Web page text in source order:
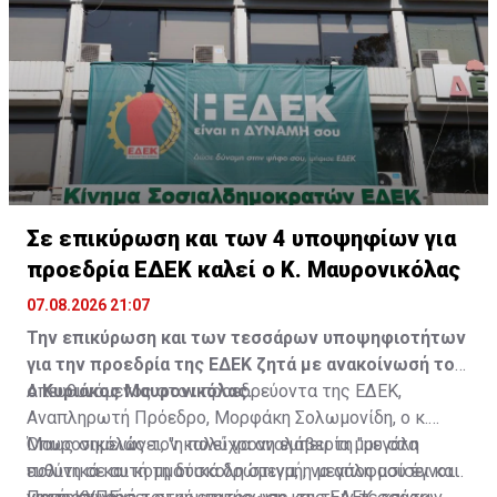
Σε επικύρωση και των 4 υποψηφίων για
προεδρία ΕΔΕΚ καλεί ο Κ. Μαυρονικόλας
07.08.2026 21:07
Την επικύρωση και των τεσσάρων υποψηφιοτήτων
για την προεδρία της ΕΔΕΚ ζητά με ανακοίνωσή του
ο Κυριάκος Μαυρονικόλας.
Απευθυνόμενος στον προεδρεύοντα της ΕΔΕΚ,
Αναπληρωτή Πρόεδρο, Μορφάκη Σολωμονίδη, ο κ.
Μαυρονικόλας τον καλεί να αναλάβει τη "μεγάλη
ευθύνη σε αυτή τη δύσκολη στιγμή, να αποφασίσει και
Όπως σημειώνει, "η πολύχρονη εμπειρία μου στα
πολιτικά και κομματικά δρώμενα, η μεγάλη μου έγνοια